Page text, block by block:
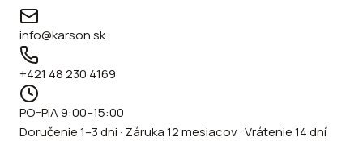
info@karson.sk
+421 48 230 4169
PO–PIA 9:00–15:00
Doručenie 1–3 dni · Záruka 12 mesiacov · Vrátenie 14 dní